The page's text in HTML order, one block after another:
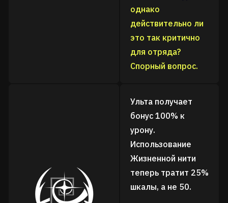
однако
действительно ли
это так критично
для отряда?
Спорный вопрос.
Ульта получает
бонус 100% к
урону.
Использование
Жизненной нити
теперь тратит 25%
шкалы, а не 50.